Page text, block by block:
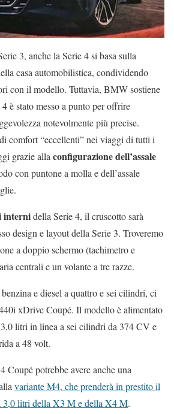
3, anche la Serie 4 si basa sulla
casa automobilistica, condividendo
con il modello. Tuttavia, BMW sostiene
è stato messo a punto per offrire
notevolmente più precise.
comfort “eccellenti” nei viaggi di tutti i
grazie alla configurazione dell’assale
con puntone a molla e dell’assale
internidella Serie 4, il cruscotto sarà
design e layout della Serie 3. Troveremo
a doppio schermo (tachimetro e
centrali e un volante a tre razze.
e diesel a quattro e sei cilindri, ci
xDrive Coupé. Il modello è alimentato
litri in linea a sei cilindri da 374 CV e
a 48 volt.
Coupé potrebbe avere anche una
variante M4, che prenderà in prestito il
3,0 litri della X3 M e della X4 M.